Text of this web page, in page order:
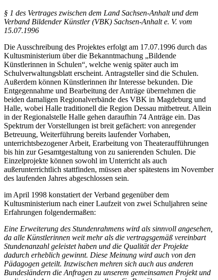
§ 1 des Vertrages zwischen dem Land Sachsen-Anhalt und dem
Verband Bildender Künstler (VBK) Sachsen-Anhalt e. V. vom
15.07.1996
Die Ausschreibung des Projektes erfolgt am 17.07.1996 durch das
Kultusministerium über die Bekanntmachung „Bildende
Künstlerinnen in Schulen“, welche wenig später auch im
Schulverwaltungsblatt erscheint. Antragsteller sind die Schulen.
Außerdem können Künstlerinnen ihr Interesse bekunden. Die
Entgegennahme und Bearbeitung der Anträge übernehmen die
beiden damaligen Regionalverbände des VBK in Magdeburg und
Halle, wobei Halle traditionell die Region Dessau mitbetreut. Allein
in der Regionalstelle Halle gehen daraufhin 74 Anträge ein. Das
Spektrum der Vorstellungen ist breit gefächert: von anregender
Betreuung, Weiterführung bereits laufender Vorhaben,
unterrichtsbezogener Arbeit, Erarbeitung von Theateraufführungen
bis hin zur Gesamtgestaltung von zu sanierenden Schulen. Die
Einzelprojekte können sowohl im Unterricht als auch
außerunterrichtlich stattfinden, müssen aber spätestens im November
des laufenden Jahres abgeschlossen sein.
im April 1998 konstatiert der Verband gegenüber dem
Kultusministerium nach einer Laufzeit von zwei Schuljahren seine
Erfahrungen folgendermaßen:
Eine Erweiterung des Stundenrahmens wird als sinnvoll angesehen,
da alle Künstlerinnen weit mehr als die vertragsgemäß vereinbart
Stundenanzahl geleistet haben und die Qualität der Projekte
dadurch erheblich gewinnt. Diese Meinung wird auch von den
Pädagogen geteilt. Inzwischen mehren sich auch aus anderen
Bundesländern die Anfragen zu unserem gemeinsamen Projekt und